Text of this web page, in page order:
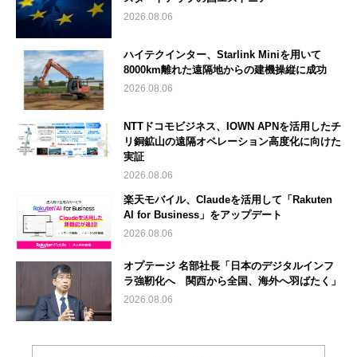
2026.08.06
ハイテクインター、Starlink Miniを用いて
8000km離れた遠隔地からの建機操縦に成功
2026.08.06
NTTドコモビジネス、IOWN APNを活用したチ
リ銅鉱山の遠隔オペレーション高度化に向けた
実証
2026.08.06
楽天モバイル、Claudeを活用して「Rakuten
AI for Business」をアップデート
2026.08.06
オプテージ 名部社長「日本のデジタルインフ
ラ強靭化へ 関西から全国、海外へ羽ばたく」
2026.08.06